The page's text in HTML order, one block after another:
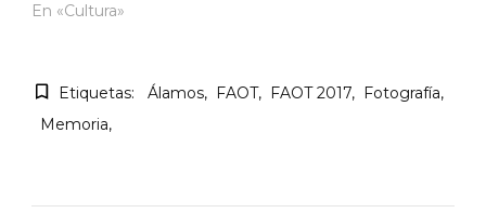
En «Cultura»
Etiquetas: Álamos FAOT FAOT 2017
Fotografía
Memoria